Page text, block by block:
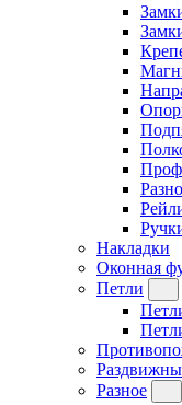
Накладки
Оконная
Петли
Разное